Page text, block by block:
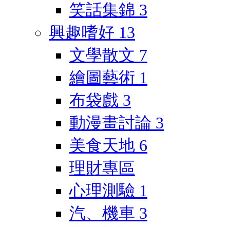
笑話集錦 3
興趣嗜好 13
文學散文 7
繪圖藝術 1
布袋戲 3
動漫畫討論 3
美食天地 6
理財專區
心理測驗 1
汽、機車 3